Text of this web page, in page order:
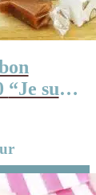
de